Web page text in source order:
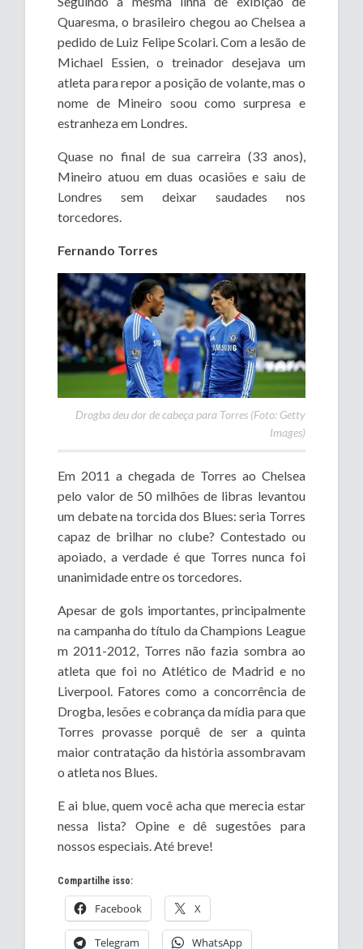
Quaresma, o brasileiro chegou ao Chelsea a
pedido de Luiz Felipe Scolari. Com a lesão de
Michael Essien, o treinador desejava um
atleta para repor a posição de volante, mas o
nome de Mineiro soou como surpresa e
estranheza em Londres.
Quase no final de sua carreira (33 anos),
Mineiro atuou em duas ocasiões e saiu de
Londres sem deixar saudades nos
torcedores.
Fernando Torres
Drogba deu dor de cabeça para Torres (Foto: Getty
Images)
Em 2011 a chegada de Torres ao Chelsea
pelo valor de 50 milhões de libras levantou
um debate na torcida dos Blues: seria Torres
capaz de brilhar no clube? Contestado ou
apoiado, a verdade é que Torres nunca foi
unanimidade entre os torcedores.
Apesar de gols importantes, principalmente
na campanha do título da Champions League
m 2011-2012, Torres não fazia sombra ao
atleta que foi no Atlético de Madrid e no
Liverpool. Fatores como a concorrência de
Drogba, lesões e cobrança da mídia para que
Torres provasse porquê de ser a quinta
maior contratação da história assombravam
o atleta nos Blues.
E ai blue, quem você acha que merecia estar
nessa lista? Opine e dê sugestões para
nossos especiais. Até breve!
Compartilhe isso:
Facebook X
Telegram WhatsApp